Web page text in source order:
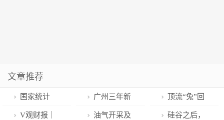
文章推荐
国家统计
局：去年12月
广州三年新
增64家上市公
顶流“兔”回
归贺兔年 此处
V观财报｜ 油气开采及 硅谷之后，